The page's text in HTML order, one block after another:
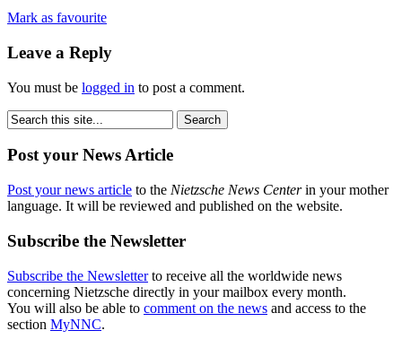
Mark as favourite
Leave a Reply
You must be logged in to post a comment.
Post your News Article
Post your news article to the Nietzsche News Centerin your mother
language. It will be reviewed and published on the website.
Subscribe the Newsletter
Subscribe the Newsletterto receive all the worldwide news
concerning Nietzsche directly in your mailbox every month.
You will also be able to comment on the news and access to the
section MyNNC.